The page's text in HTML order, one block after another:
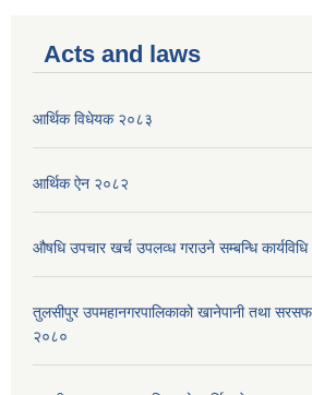
Acts and laws
आर्थिक विधेयक २०८३
आर्थिक ऐन २०८२
औषधि उपचार खर्च उपलव्ध गराउने सम्बन्धि
तुलसीपुर उपमहानगरपालिकाको खानेपानी तथा
२०८०